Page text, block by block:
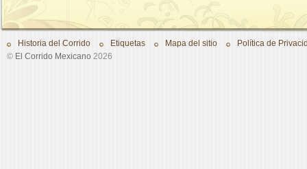
Historia del Corrido Etiquetas Mapa del sitio
Política de
© El Corrido Mexicano 2026